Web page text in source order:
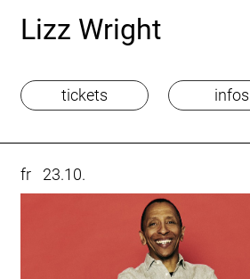
Lizz Wright
tickets infos
fr 23.10.